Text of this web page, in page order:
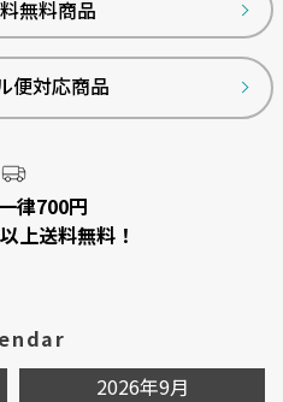
無料商品
便対応商品
律700円
上送料無料！
2026年9月